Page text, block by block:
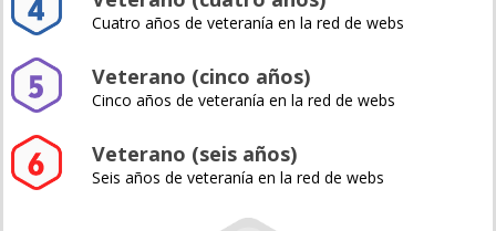
Cuatro años de veteranía en la red de webs
Veterano (cinco años)
Cinco años de veteranía en la red de webs
Veterano (seis años)
Seis años de veteranía en la red de webs